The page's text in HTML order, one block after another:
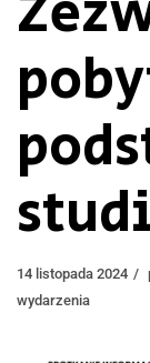
14 listopada 2024
wydarzenia